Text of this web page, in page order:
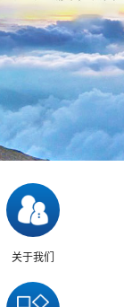
关于我们